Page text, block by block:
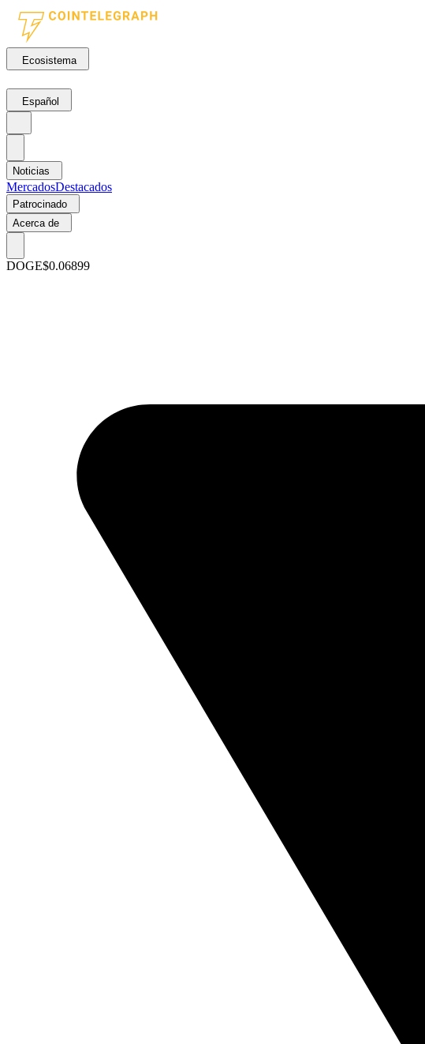
Ecosistema
Español
Noticias
MercadosDestacados
Patrocinado
Acerca de
DOGE$0.06899